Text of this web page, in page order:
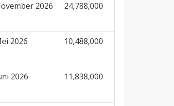
2026 24,788,000
2026 10,488,000
2026 11,838,000